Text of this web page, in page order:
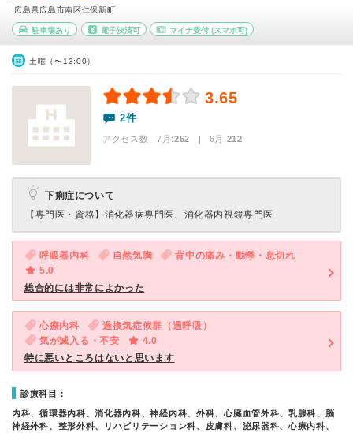
広島県広島市南区仁保新町
駐車場あり 電子決済可 マイナ受付 (スマホ可)
土曜（〜13:00）
3.65
2件
アクセス数 7月:252 | 6月:212
下痢症について
【専門医・資格】 消化器病専門医、消化器内視鏡専門医
呼吸器内科 自然気胸
背中の痛み・動悸・息切れ
5.0
総合的には非常によかった
心療内科
過換気症候群（過呼吸）
気が滅入る・不安
4.0
特に悪いところはないと思います
診療科目：
内科、循環器内科、消化器内科、神経内科、外科、心臓血管外科、乳腺科、脳
神経外科、整形外科、リハビリテーション科、皮膚科、泌尿器科、心療内科、